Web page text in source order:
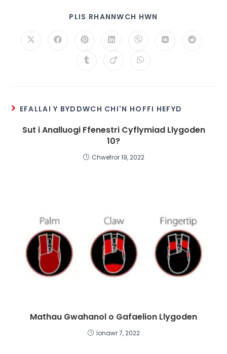
PLIS RHANNWCH HWN
EFALLAI Y BYDDWCH CHI'N HOFFI HEFYD
Sut i Analluogi Ffenestri Cyflymiad Llygoden
10?
Chwefror 19, 2022
Mathau Gwahanol o Gafaelion Llygoden
Ionawr 7, 2022